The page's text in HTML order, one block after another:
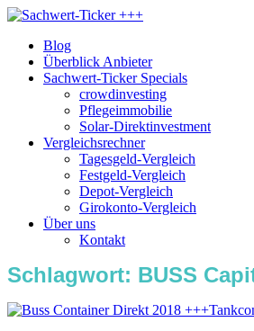
Blog
Überblick Anbieter
Sachwert-Ticker Specials
crowdinvesting
Pflegeimmobilie
Solar-Direktinvestment
Vergleichsrechner
Tagesgeld-Vergleich
Festgeld-Vergleich
Depot-Vergleich
Girokonto-Vergleich
Über uns
Kontakt
Schlagwort: BUSS